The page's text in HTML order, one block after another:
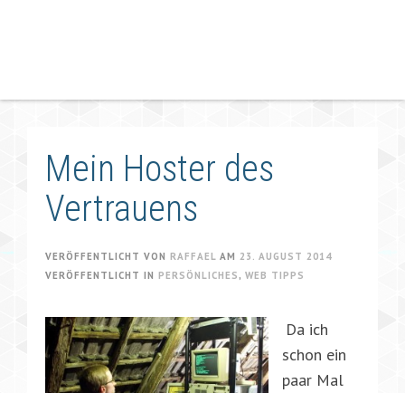
Mein Hoster des
Vertrauens
VERÖFFENTLICHT VON RAFFAEL AM 23. AUGUST 2014
VERÖFFENTLICHT IN PERSÖNLICHES , WEB TIPPS
Da ich
schon ein
paar Mal